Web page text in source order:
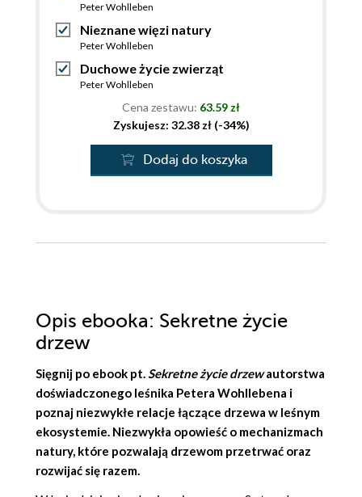
Peter Wohlleben
Nieznane więzi natury
Peter Wohlleben
Duchowe życie zwierząt
Peter Wohlleben
Cena zestawu: 63.59 zł
Zyskujesz: 32.38 zł (-34%)
Dodaj do koszyka
Opis ebooka: Sekretne życie
drzew
Sięgnij po ebook pt.Sekretne życie drzewautorstwa
doświadczonego leśnika Petera Wohllebena i
poznaj niezwykłe relacje łączące drzewa w leśnym
ekosystemie. Niezwykła opowieść o mechanizmach
natury, które pozwalają drzewom przetrwać oraz
rozwijać się razem.